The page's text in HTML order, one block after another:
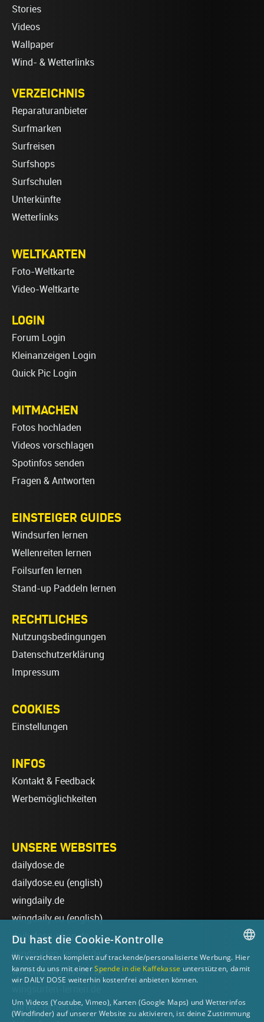
Stories
Videos
Wallpaper
Wind- & Wetterlinks
VERZEICHNIS
Reparaturanbieter
Surfmarken
Surfreisen
Surfshops
Surfschulen
Unterkünfte
Wetterlinks
WELTKARTEN
Foto-Weltkarte
Video-Weltkarte
LOGIN
Forum Login
Kleinanzeigen Login
Quick Pic Login
MITMACHEN
Fotos hochladen
Videos vorschlagen
Spotinfos senden
Fragen & Antworten
EINSTEIGER GUIDES
Windsurfen lernen
Wellenreiten lernen
Foilsurfen lernen
Stand-up Paddeln lernen
RECHTLICHES
Nutzungsbedingungen
Datenschutzerklärung
Impressum
COOKIES
Einstellungen
INFOS
Kontakt & Feedback
Werbemöglichkeiten
UNSERE WEBSITES
dailydose.de
dailydose.eu (english)
wingdaily.de
wingdaily.eu(english)
dailydose-shop.de
windsurfen-lernen.de
wellenreiten-lernen.de
surfen-lernen.de
GERMAN
Du hast die Cookie-Kontrolle
Wir verzichten komplett auf trackende/personalisierte Werbung. Hier
kannst du uns mit einerSpende in die Kaffekasse unterstützen, damit
wir DAILY DOSE weiterhin kostenfrei anbieten können.
Um Videos (Youtube, Vimeo), Karten (Google Maps) und Wetterinfos
(Windfinder) auf unserer Website zu aktivieren, ist deine Zustimmung